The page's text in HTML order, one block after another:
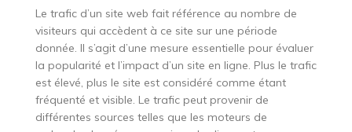
Le trafic d’un site web fait référence au nombre de
visiteurs qui accèdent à ce site sur une période
donnée. Il s’agit d’une mesure essentielle pour évaluer
la popularité et l’impact d’un site en ligne. Plus le trafic
est élevé, plus le site est considéré comme étant
fréquenté et visible. Le trafic peut provenir de
différentes sources telles que les moteurs de